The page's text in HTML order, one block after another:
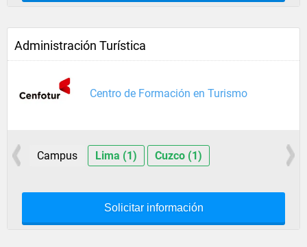
Administración Turística
Centro de Formación en Turismo
Campus Lima (1) Cuzco (1)
Solicitar información